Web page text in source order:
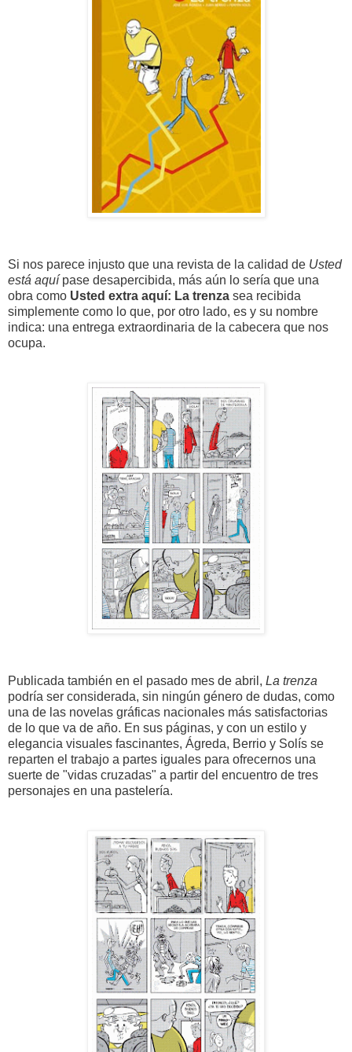
Si nos parece injusto que una revista de la calidad de Usted
está aquípase desapercibida, más aún lo sería que una
obra como Usted extra aquí: La trenza sea recibida
simplemente como lo que, por otro lado, es y su nombre
indica: una entrega extraordinaria de la cabecera que nos
ocupa.
Publicada también en el pasado mes de abril, La trenza
podría ser considerada, sin ningún género de dudas, como
una de las novelas gráficas nacionales más satisfactorias
de lo que va de año. En sus páginas, y con un estilo y
elegancia visuales fascinantes, Ágreda, Berrio y Solís se
reparten el trabajo a partes iguales para ofrecernos una
suerte de "vidas cruzadas" a partir del encuentro de tres
personajes en una pastelería.